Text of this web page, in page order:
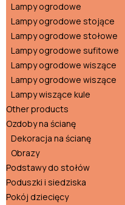
Lampy ogrodowe
Lampy ogrodowe stojące
Lampy ogrodowe stołowe
Lampy ogrodowe sufitowe
Lampy ogrodowe wiszące
Lampy ogrodowe wiszące
Lampy wiszące kule
Other products
Ozdoby na ścianę
Dekoracja na ścianę
Obrazy
Podstawy do stołów
Poduszki i siedziska
Pokój dziecięcy